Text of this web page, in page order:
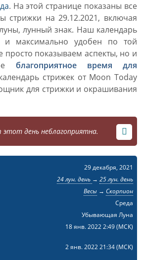
. На этой странице показаны все
стрижки на 29.12.2021, включая
лунный знак. Наш календарь
и максимально удобен по той
показываем аспекты, но и
благоприятное время для
стрижек от Moon Today
для стрижки и окрашивания
день неблагоприятна.
29 декабря, 2021
24 лун. день → 25 лун. день
Весы→ Скорпион
Среда
Убывающая Луна
18 янв. 2022 2:49(МСК)
2 янв. 2022 21:34(МСК)